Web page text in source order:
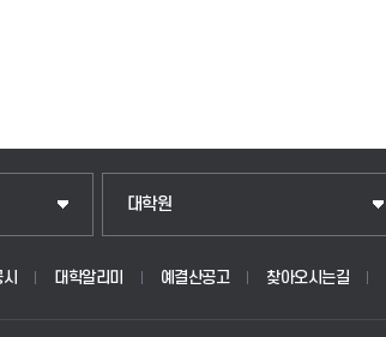
대학원
일반대학원
산업대학원
대학알리미 예결산공고 찾아오시는길